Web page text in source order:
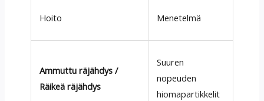
Hoito Menetelmä
Ammuttu räjähdys /
Räikeä räjähdys
Suuren
nopeuden
hiomapartikkelit